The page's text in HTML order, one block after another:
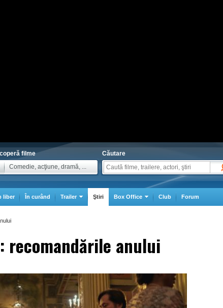
filme
Comedie, acţiune, dramă, ...
Căutare
liber În curând Trailer Ştiri Box Office Club Forum
recomandările anului